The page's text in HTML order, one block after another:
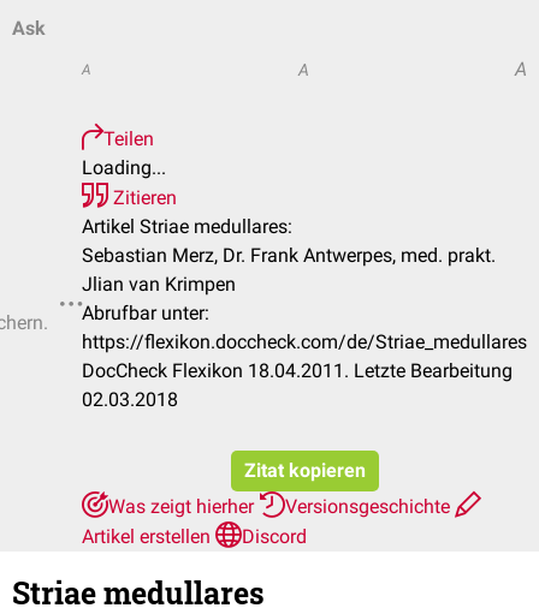
Ask
A A A
Teilen
Loading...
Zitieren
Artikel Striae medullares:
Sebastian Merz, Dr. Frank Antwerpes, med. prakt.
Jlian van Krimpen
Abrufbar unter:
https://flexikon.doccheck.com/de/Striae_medullares
DocCheck Flexikon 18.04.2011. Letzte Bearbeitung
02.03.2018
Zitat kopieren
Was zeigt hierher
Versionsgeschichte
Artikel erstellen
Discord
Striae medullares